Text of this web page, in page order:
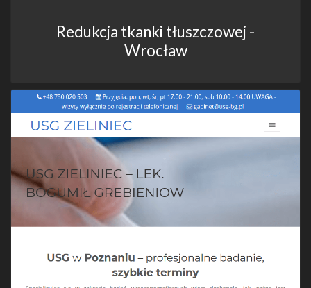
Redukcja tkanki tłuszczowej -
Wrocław